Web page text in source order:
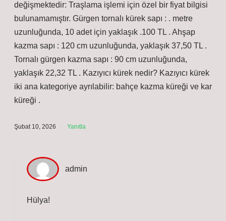
değişmektedir: Traşlama işlemi için özel bir fiyat bilgisi
bulunamamıştır. Gürgen tornalı kürek sapı : . metre
uzunluğunda, 10 adet için yaklaşık .100 TL . Ahşap
kazma sapı : 120 cm uzunluğunda, yaklaşık 37,50 TL .
Tornalı gürgen kazma sapı : 90 cm uzunluğunda,
yaklaşık 22,32 TL . Kazıyıcı kürek nedir? Kazıyıcı kürek
iki ana kategoriye ayrılabilir: bahçe kazma küreği ve kar
küreği .
Şubat 10, 2026 Yanıtla
Hülya!